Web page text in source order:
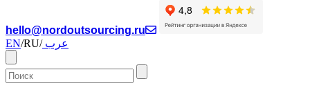
hello@nordoutsourcing.ru
EN/RU/ عرب